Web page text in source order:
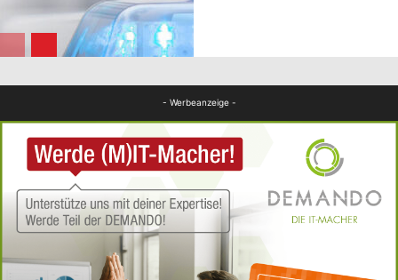
- Werbeanzeige -